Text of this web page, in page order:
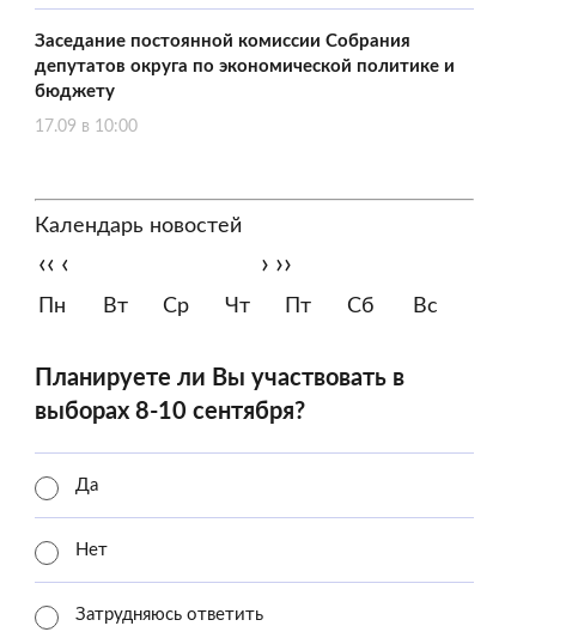
Заседание постоянной комиссии Собрания
депутатов округа по экономической политике и
бюджету
17.09 в 10:00
Календарь новостей
‹‹ ‹ › ››
Пн Вт Ср Чт Пт Сб Вс
Планируете ли Вы участвовать в
выборах 8-10 сентября?
Да
Нет
Затрудняюсь ответить